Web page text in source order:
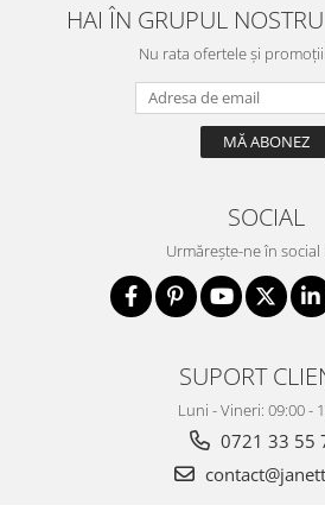
HAI ÎN GRUPUL
Nu rata ofertele și
SOCIAL
Urmărește-ne în social
SUPORT
Luni - Vineri: 09:00 -
0721 33 55